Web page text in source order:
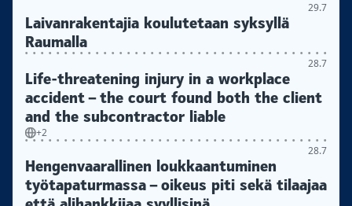
29.7
Laivanrakentajia koulutetaan syksyllä
Raumalla
28.7
Life-threatening injury in a workplace
accident – the court found both the client
and the subcontractor liable
+2
28.7
Hengenvaarallinen loukkaantuminen
työtapaturmassa – oikeus piti sekä tilaajaa